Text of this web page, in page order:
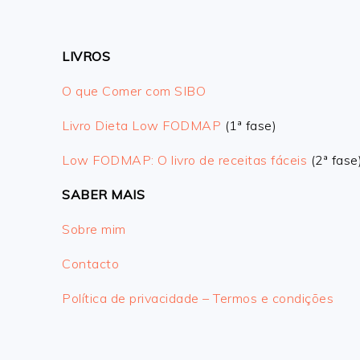
LIVROS
O que Comer com SIBO
Livro Dieta Low FODMAP (1ª fase)
Low FODMAP: O livro de receitas fáceis (2ª
SABER MAIS
Sobre mim
Contacto
Política de privacidade – Termos e condições